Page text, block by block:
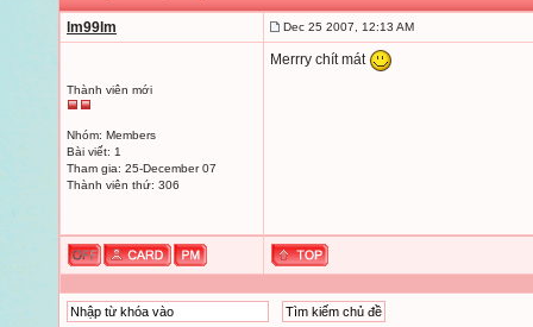
lm99lm Dec 25 2007, 12:13 AM
Thành viên mới
Nhóm: Members
Bài viết: 1
Tham gia: 25-December 07
Thành viên thứ: 306
Merrry chít mát